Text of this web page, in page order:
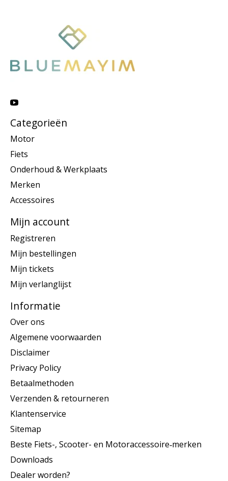
Categorieën
Motor
Fiets
Onderhoud & Werkplaats
Merken
Accessoires
Mijn account
Registreren
Mijn bestellingen
Mijn tickets
Mijn verlanglijst
Informatie
Over ons
Algemene voorwaarden
Disclaimer
Privacy Policy
Betaalmethoden
Verzenden & retourneren
Klantenservice
Sitemap
Beste Fiets-, Scooter- en Motoraccessoire‑merken
Downloads
Dealer worden?